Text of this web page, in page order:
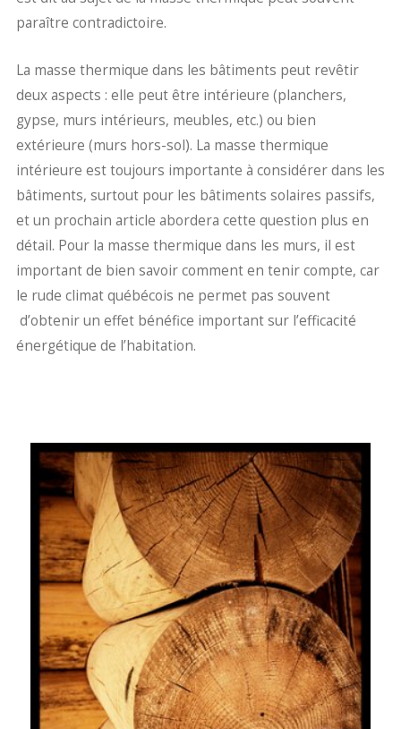
paraître contradictoire.
La masse thermique dans les bâtiments peut revêtir
deux aspects : elle peut être intérieure (planchers,
gypse, murs intérieurs, meubles, etc.) ou bien
extérieure (murs hors-sol). La masse thermique
intérieure est toujours importante à considérer dans les
bâtiments, surtout pour les bâtiments solaires passifs,
et un prochain article abordera cette question plus en
détail. Pour la masse thermique dans les murs, il est
important de bien savoir comment en tenir compte, car
le rude climat québécois ne permet pas souvent
d’obtenir un effet bénéfice important sur l’efficacité
énergétique de l’habitation.